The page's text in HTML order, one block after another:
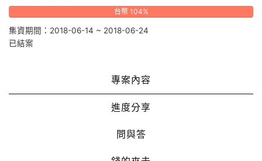
台幣 104%
集資期間：2018-06-14 ~ 2018-06-24
已結案
專案內容
進度分享
問與答